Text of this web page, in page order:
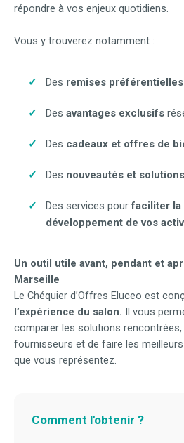
répondre à vos enjeux quotidiens.
Vous y trouverez notamment :
Des remises préférentielles
Des avantages exclusifs
Des cadeaux et offres de
Des nouveautés et
Des services pourfaciliter la
développement de vos
Un outil utile avant, pendant et
Marseille
Le Chéquier d’Offres Eluceo est
l’expérience du salon. Il vous
comparer les solutions rencontrées,
fournisseurs et de faire les
que vous représentez.
Comment l'obtenir ?